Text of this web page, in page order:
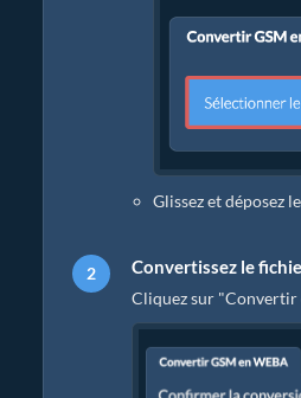
Glissez et déposez
Convertissez le
Cliquez sur "Convertir